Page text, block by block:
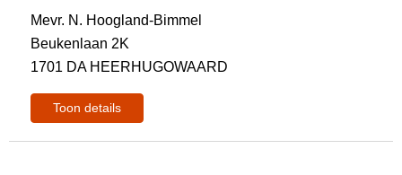
Mevr. N. Hoogland-Bimmel
Beukenlaan 2K
1701 DA HEERHUGOWAARD
Toon details